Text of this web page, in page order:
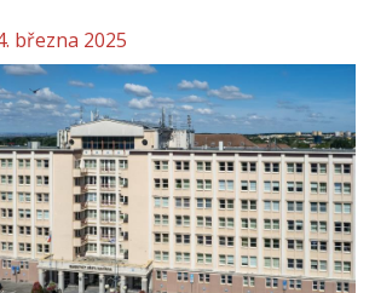
března 2025